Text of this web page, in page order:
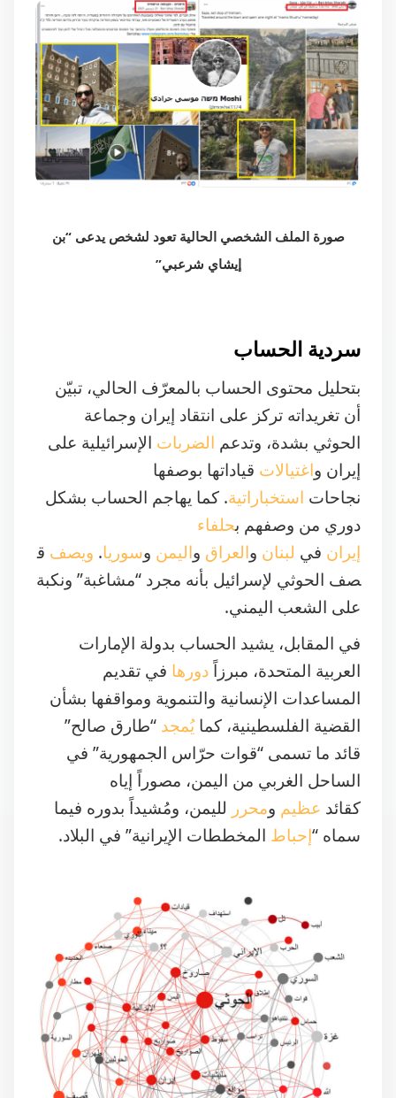
صورة الملف الشخصي الحالية تعود لشخص يدعى “بن
بتحليل محتوى الحساب بالمعرّف الحالي، تبيّن
الحوثي بشدة، وتدعمالضرباتالإسرائيلية على
إيران واغتيالاتقياداتها بوصفها
نجاحاتاستخباراتية. كما يهاجم الحساب بشكل
دوري من وصفهم بحلفاء
إيرانفيلبنانوالعراقو اليمنوسوريا.ويصفق
صف الحوثي لإسرائيل بأنه مجرد “مشاغبة” ونكبة
على الشعب اليمني.
في المقابل، يشيد الحساب بدولة الإمارات
المساعدات الإنسانية والتنموية ومواقفها بشأن
القضية الفلسطينية، كمايُمجد“طارق صالح”
قائد ما تسمى “قوات حرّاس الجمهورية” في
الساحل الغربي من اليمن، مصوراً إياه
كقائدعظيمو محررلليمن، ومُشيداً بدوره فيما
سماه “إحباطالمخططات الإيرانية” في البلاد.